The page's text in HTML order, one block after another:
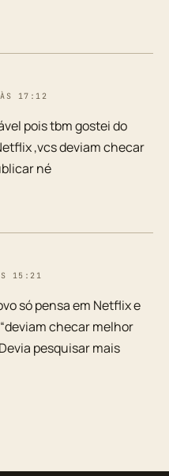
17:12
pois tbm gostei do
,vcs deviam checar
né
15:21
só pensa em Netflix e
checar melhor
pesquisar mais